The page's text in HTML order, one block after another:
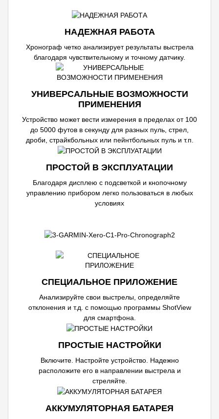
НАДЕЖНАЯ РАБОТА
Хронограф четко анализирует результаты выстрела
благодаря чувствительному и точному датчику.
УНИВЕРСАЛЬНЫЕ ВОЗМОЖНОСТИ
ПРИМЕНЕНИЯ
Устройство может вести измерения в пределах от 100
до 5000 футов в секунду для разных пуль, стрел,
дроби, страйкбольных или пейнтбольных пуль и т.п.
ПРОСТОЙ В ЭКСПЛУАТАЦИИ
Благодаря дисплею с подсветкой и кнопочному
управлению прибором легко пользоваться в любых
условиях
СПЕЦИАЛЬНОЕ ПРИЛОЖЕНИЕ
Анализируйте свои выстрелы, определяйте
отклонения и т.д. с помощью программы ShotView
для смартфона.
ПРОСТЫЕ НАСТРОЙКИ
Включите. Настройте устройство. Надежно
расположите его в направлении выстрела и
стреляйте.
АККУМУЛЯТОРНАЯ БАТАРЕЯ